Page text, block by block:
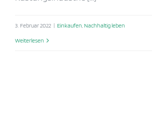
3. Februar 2022 | Einkaufen Nachhaltig leben
Weiterlesen